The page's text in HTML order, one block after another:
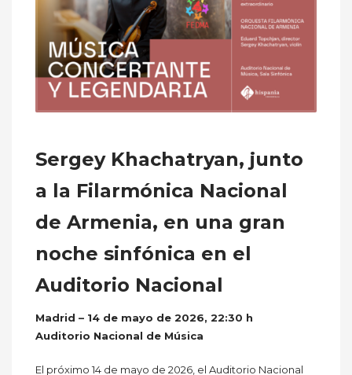
Sergey Khachatryan, junto
a la Filarmónica Nacional
de Armenia, en una gran
noche sinfónica en el
Auditorio Nacional
Madrid – 14 de mayo de 2026, 22:30 h
Auditorio Nacional de Música
El próximo 14 de mayo de 2026, el Auditorio Nacional